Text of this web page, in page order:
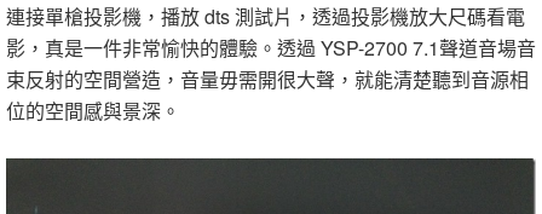
連接單槍投影機，播放 dts 測試片，透過投影機放大尺碼看電
影，真是一件非常愉快的體驗。透過 YSP-2700 7.1聲道音場音
束反射的空間營造，音量毋需開很大聲，就能清楚聽到音源相
位的空間感與景深。